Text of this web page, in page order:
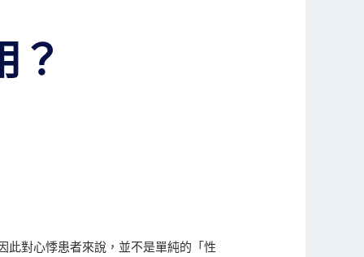
？
此對心悸患者來說，並不是單純的「性